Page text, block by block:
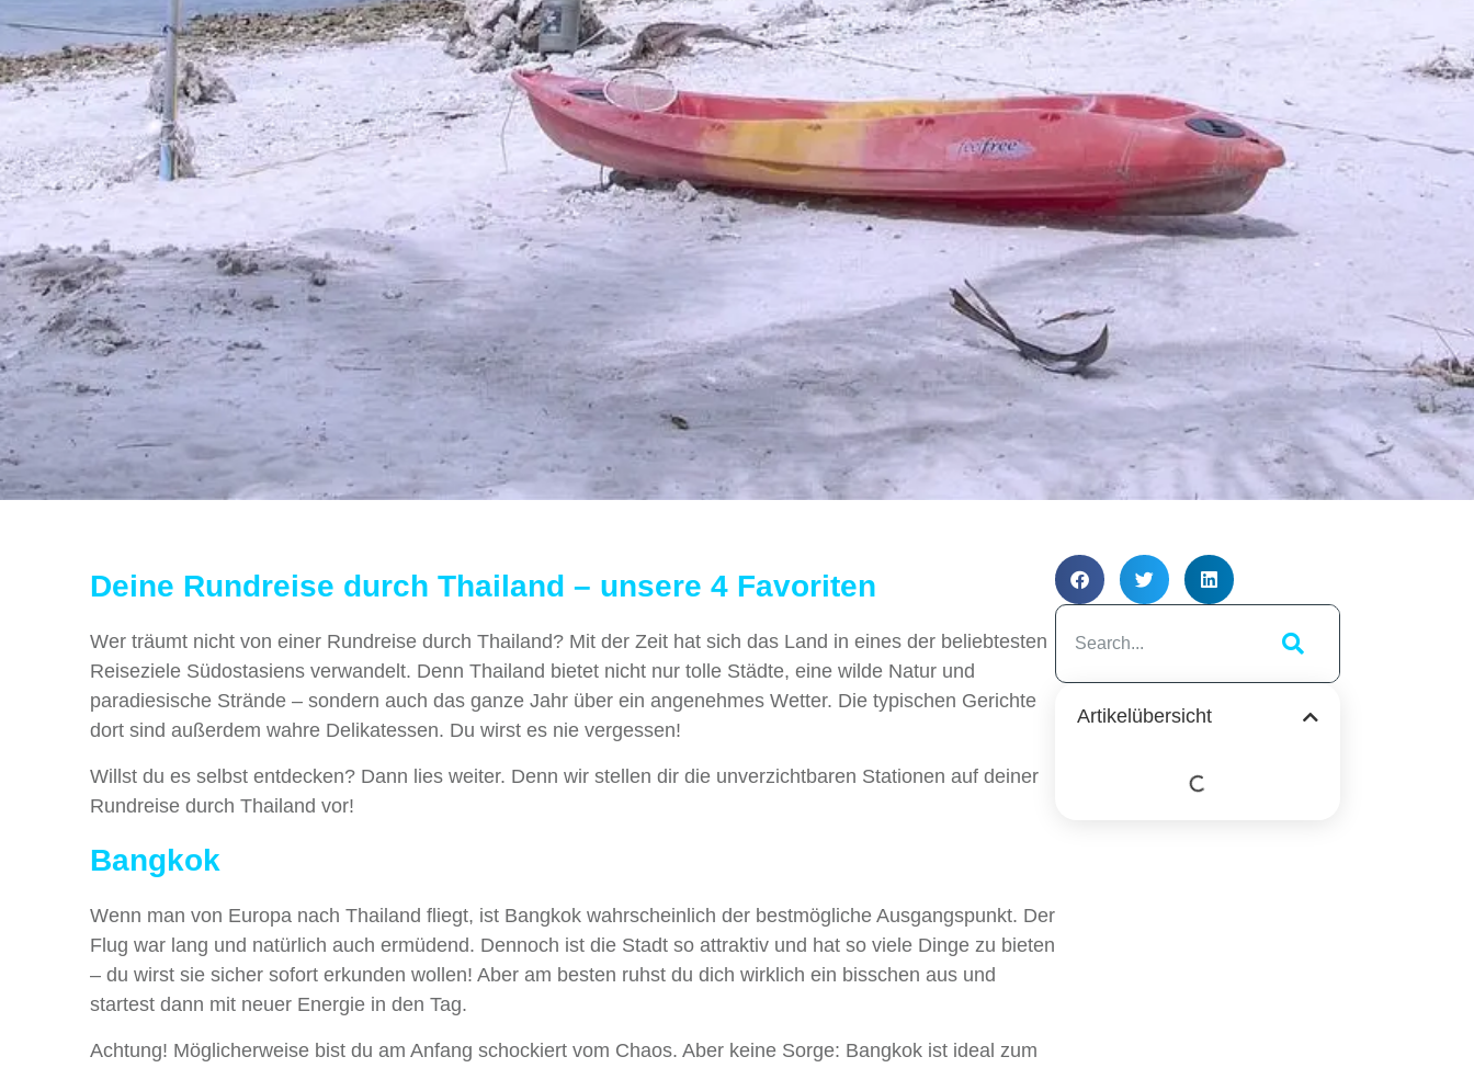
Deine Rundreise durch Thailand – unsere 4 Favoriten
Wer träumt nicht von einer Rundreise durch Thailand? Mit der Zeit hat sich das Land in eines der beliebtesten
Reiseziele Südostasiens verwandelt. Denn Thailand bietet nicht nur tolle Städte, eine wilde Natur und
paradiesische Strände – sondern auch das ganze Jahr über ein angenehmes Wetter. Die typischen Gerichte
dort sind außerdem wahre Delikatessen. Du wirst es nie vergessen!
Willst du es selbst entdecken? Dann lies weiter. Denn wir stellen dir die unverzichtbaren Stationen auf deiner
Rundreise durch Thailand vor!
Bangkok
Wenn man von Europa nach Thailand fliegt, ist Bangkok wahrscheinlich der bestmögliche Ausgangspunkt. Der
Flug war lang und natürlich auch ermüdend. Dennoch ist die Stadt so attraktiv und hat so viele Dinge zu bieten
– du wirst sie sicher sofort erkunden wollen! Aber am besten ruhst du dich wirklich ein bisschen aus und
startest dann mit neuer Energie in den Tag.
Achtung! Möglicherweise bist du am Anfang schockiert vom Chaos. Aber keine Sorge: Bangkok ist ideal zum
Artikelübersicht